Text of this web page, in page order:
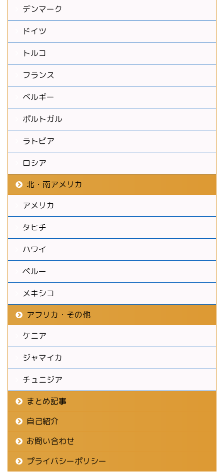
デンマーク
ドイツ
トルコ
フランス
ベルギー
ポルトガル
ラトビア
ロシア
北・南アメリカ
アメリカ
タヒチ
ハワイ
ペルー
メキシコ
アフリカ・その他
ケニア
ジャマイカ
チュニジア
まとめ記事
自己紹介
お問い合わせ
プライバシーポリシー